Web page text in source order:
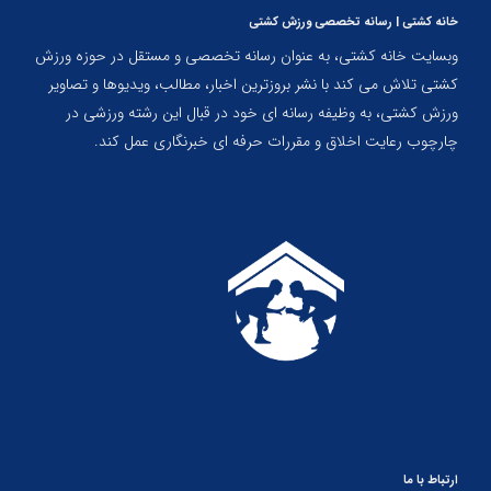
خانه کشتی | رسانه تخصصی ورزش کشتی
وبسایت خانه کشتی، به عنوان رسانه تخصصی و مستقل در حوزه ورزش
کشتی تلاش می کند با نشر بروزترین اخبار، مطالب، ویدیوها و تصاویر
ورزش کشتی، به وظیفه رسانه ای خود در قبال این رشته ورزشی در
چارچوب رعایت اخلاق و مقررات حرفه ای خبرنگاری عمل کند.
ارتباط با ما